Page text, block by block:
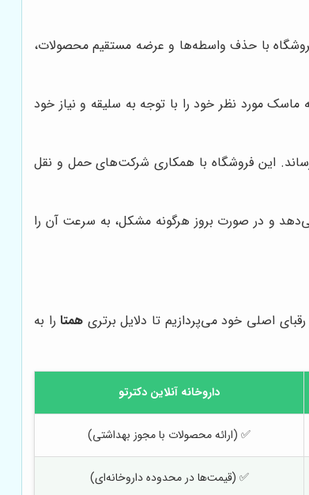
با حذف واسطه‌ها و عرضه مستقیم محصولات،
مورد نظر خود را با توجه به سلیقه و نیاز خود
این فروشگاه با همکاری شرکت‌های حمل و نقل
و در صورت بروز هرگونه مشکل، به سرعت آن را
اصلی خود می‌پردازیم تا دلایل برتری همتارا به
داروخانه آنلاین دکترتو
✅ (ارائه محصولات با مجوز بهداشتی)
✅ (قیمت‌ها در محدوده داروخانه‌ای)